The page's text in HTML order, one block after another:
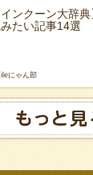
インクーン大辞
たい記事14選
にゃん部